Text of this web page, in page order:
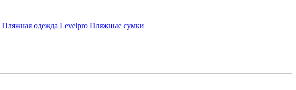
Пляжная одежда Levelpro Пляжные сумки